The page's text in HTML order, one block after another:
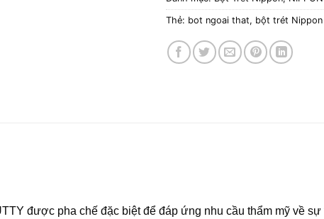
Thẻ: bot ngoai that, bột trét Nippon
được pha chế đặc biệt để đáp ứng nhu cầu thẩm mỹ về